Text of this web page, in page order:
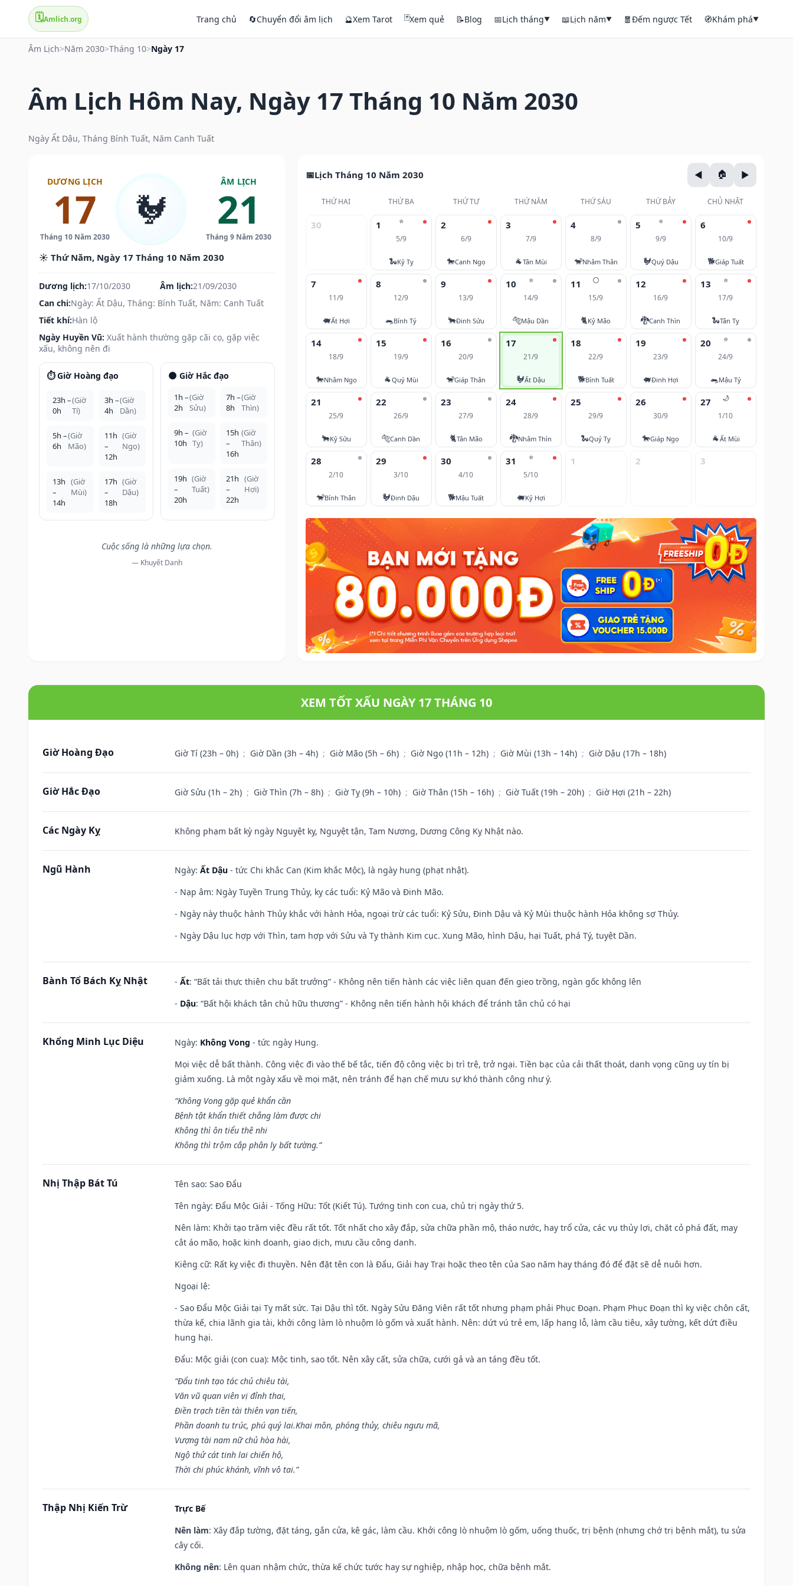
🗓️Amlich.org Trang chủ 🔄Chuyển đổi âm lịch 🔮Xem Tarot 🃏Xem quẻ 📝Blog 📅Lịch tháng▼ 📖Lịch năm▼ 🧧Đếm ngược Tết 🧭Khám phá▼
Âm Lịch>Năm 2030>Tháng 10>Ngày 17
Âm Lịch Hôm Nay, Ngày 17 Tháng 10 Năm 2030
Ngày Ất Dậu, Tháng Bính Tuất, Năm Canh Tuất
DƯƠNG LỊCH
17
Tháng 10 Năm 2030
🐓
ÂM LỊCH
21
Tháng 9 Năm 2030
☀️ Thứ Năm, Ngày 17 Tháng 10 Năm 2030
Dương lịch:17/10/2030 Âm lịch:21/09/2030
Can chi:Ngày: Ất Dậu, Tháng: Bính Tuất, Năm: Canh Tuất
Tiết khí:Hàn lộ
Ngày Huyền Vũ: Xuất hành thường gặp cãi cọ, gặp việc
xấu, không nên đi
⏱️ Giờ Hoàng đạo
23h –
0h
(Giờ
Tí)
3h –
4h
(Giờ
Dần)
5h –
6h
(Giờ
Mão)
11h
–
12h
(Giờ
Ngọ)
13h
–
14h
(Giờ
Mùi)
17h
–
18h
(Giờ
Dậu)
🌑 Giờ Hắc đạo
1h –
2h
(Giờ
Sửu)
7h –
8h
(Giờ
Thìn)
9h –
10h
(Giờ
Tỵ)
15h
–
16h
(Giờ
Thân)
19h
–
20h
(Giờ
Tuất)
21h
–
22h
(Giờ
Hợi)
Cuộc sống là những lựa chọn.
— Khuyết Danh
Lịch Tháng 10 Năm 2030
THỨ HAI THỨ BA THỨ TƯ THỨ NĂM THỨ SÁU THỨ BẢY CHỦ NHẬT
30 ⭐
1
5/9
🐍Kỷ Tỵ
2
6/9
🐎Canh Ngọ
3
7/9
🐐Tân Mùi
4
8/9
🐒Nhâm Thân
⭐
5
9/9
🐓Quý Dậu
6
10/9
🐕Giáp Tuất
7
11/9
🐖Ất Hợi
8
12/9
🐀Bính Tý
9
13/9
🐂Đinh Sửu
⭐
10
14/9
🐅Mậu Dần
🌕
11
15/9
🐈Kỷ Mão
12
16/9
🐉Canh Thìn
⭐
13
17/9
🐍Tân Tỵ
14
18/9
🐎Nhâm Ngọ
15
19/9
🐐Quý Mùi
16
20/9
🐒Giáp Thân
17
21/9
🐓Ất Dậu
18
22/9
🐕Bính Tuất
19
23/9
🐖Đinh Hợi
⭐
20
24/9
🐀Mậu Tý
21
25/9
🐂Kỷ Sửu
22
26/9
🐅Canh Dần
23
27/9
🐈Tân Mão
24
28/9
🐉Nhâm Thìn
25
29/9
🐍Quý Tỵ
26
30/9
🐎Giáp Ngọ
🌙
27
1/10
🐐Ất Mùi
28
2/10
🐒Bính Thân
29
3/10
🐓Đinh Dậu
30
4/10
🐕Mậu Tuất
⭐
31
5/10
🐖Kỷ Hợi
1 2 3
XEM TỐT XẤU NGÀY 17 THÁNG 10
Giờ Hoàng Đạo Giờ Tí (23h – 0h) ; Giờ Dần (3h – 4h) ; Giờ Mão (5h – 6h) ; Giờ Ngọ (11h – 12h) ; Giờ Mùi (13h – 14h) ; Giờ Dậu (17h – 18h)
Giờ Hắc Đạo Giờ Sửu (1h – 2h) ; Giờ Thìn (7h – 8h) ; Giờ Tỵ (9h – 10h) ; Giờ Thân (15h – 16h) ; Giờ Tuất (19h – 20h) ; Giờ Hợi (21h – 22h)
Các Ngày Kỵ Không phạm bất kỳ ngày Nguyệt kỵ, Nguyệt tận, Tam Nương, Dương Công Kỵ Nhật nào.
Ngũ Hành Ngày: Ất Dậu - tức Chi khắc Can (Kim khắc Mộc), là ngày hung (phạt nhật).
- Nạp âm: Ngày Tuyền Trung Thủy, kỵ các tuổi: Kỷ Mão và Đinh Mão.
- Ngày này thuộc hành Thủy khắc với hành Hỏa, ngoại trừ các tuổi: Kỷ Sửu, Đinh Dậu và Kỷ Mùi thuộc hành Hỏa không sợ Thủy.
- Ngày Dậu lục hợp với Thìn, tam hợp với Sửu và Tỵ thành Kim cục. Xung Mão, hình Dậu, hại Tuất, phá Tý, tuyệt Dần.
Bành Tổ Bách Kỵ Nhật - Ất: “Bất tải thực thiên chu bất trưởng” - Không nên tiến hành các việc liên quan đến gieo trồng, ngàn gốc không lên
- Dậu: “Bất hội khách tân chủ hữu thương” - Không nên tiến hành hội khách để tránh tân chủ có hại
Khổng Minh Lục Diệu Ngày: Không Vong - tức ngày Hung.
Mọi việc dễ bất thành. Công việc đi vào thế bế tắc, tiến độ công việc bị trì trệ, trở ngại. Tiền bạc của cải thất thoát, danh vọng cũng uy tín bị
giảm xuống. Là một ngày xấu về mọi mặt, nên tránh để hạn chế mưu sự khó thành công như ý.
“Không Vong gặp quẻ khẩn cần
Bệnh tật khẩn thiết chẳng làm được chi
Không thì ôn tiểu thê nhi
Không thì trộm cắp phân ly bất tường.”
Nhị Thập Bát Tú Tên sao: Sao Đẩu
Tên ngày: Đẩu Mộc Giải - Tống Hữu: Tốt (Kiết Tú). Tướng tinh con cua, chủ trị ngày thứ 5.
Nên làm: Khởi tạo trăm việc đều rất tốt. Tốt nhất cho xây đắp, sửa chữa phần mộ, tháo nước, hay trổ cửa, các vụ thủy lợi, chặt cỏ phá đất, may
cắt áo mão, hoặc kinh doanh, giao dịch, mưu cầu công danh.
Kiêng cữ: Rất kỵ việc đi thuyền. Nên đặt tên con là Đẩu, Giải hay Trại hoặc theo tên của Sao năm hay tháng đó để đặt sẽ dễ nuôi hơn.
Ngoại lệ:
- Sao Đẩu Mộc Giải tại Tỵ mất sức. Tại Dậu thì tốt. Ngày Sửu Đăng Viên rất tốt nhưng phạm phải Phục Đoạn. Phạm Phục Đoạn thì kỵ việc chôn cất,
thừa kế, chia lãnh gia tài, khởi công làm lò nhuộm lò gốm và xuất hành. Nên: dứt vú trẻ em, lấp hang lỗ, làm cầu tiêu, xây tường, kết dứt điều
hung hại.
Đẩu: Mộc giải (con cua): Mộc tinh, sao tốt. Nên xây cất, sửa chữa, cưới gả và an táng đều tốt.
“Đẩu tinh tạo tác chủ chiêu tài,
Văn vũ quan viên vị đỉnh thai,
Điền trạch tiền tài thiên vạn tiến,
Phần doanh tu trúc, phú quý lai.Khai môn, phóng thủy, chiêu ngưu mã,
Vượng tài nam nữ chủ hòa hài,
Ngộ thử cát tinh lai chiến hộ,
Thời chi phúc khánh, vĩnh vô tai.”
Thập Nhị Kiến Trừ
Trực Bế
Nên làm: Xây đắp tường, đặt táng, gắn cửa, kê gác, làm cầu. Khởi công lò nhuộm lò gốm, uống thuốc, trị bệnh (nhưng chớ trị bệnh mắt), tu sửa
cây cối.
Không nên: Lên quan nhậm chức, thừa kế chức tước hay sự nghiệp, nhập học, chữa bệnh mắt.